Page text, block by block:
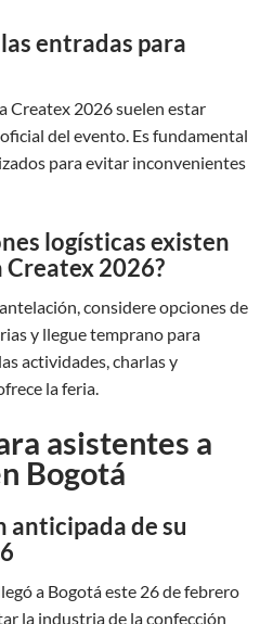
entradas para
Createx 2026 suelen estar
del evento. Es fundamental
para evitar inconvenientes
logísticas existen
Createx 2026?
considere opciones de
y llegue temprano para
actividades, charlas y
la feria.
asistentes a
Bogotá
anticipada de su
a Bogotá este 26 de febrero
la industria de la confección